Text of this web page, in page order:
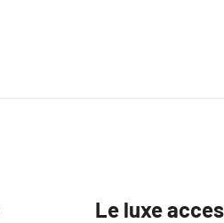
Le luxe